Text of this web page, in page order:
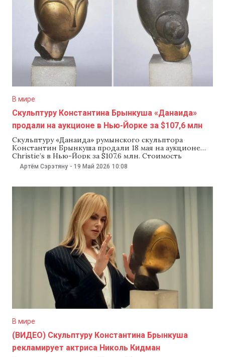
В мире
Скульптуру Константина Брынкуша «Данаида»
продали на аукционе в Нью-Йорке за $107,6 млн
Скульптуру «Данаида» румынского скульптора
Константин Брынкуша продали 18 мая на аукционе
Christie’s в Нью-Йорк за $107,6 млн. Стоимость
«Данаиды» побила предыдущий рекорд скульптора —
$71,2 млн, который тоже установили на аукционе
«Данаида» — бронзовая скульптура с позолотой,
созданная около 1913 года.
Артём Сэрэтяну - 19 Май 2026 10:08
В мире
(ВИДЕО) Скульптуру Константина Брынкуша
рекламирует актриса Николь Кидман